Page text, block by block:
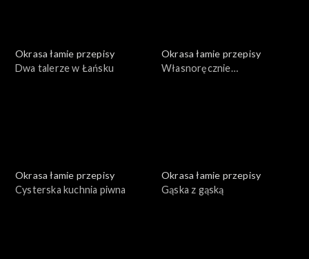
Okrasa łamie przepisy
Dwa talerze w Łańsku
Okrasa łamie przepisy
Własnoręcznie
Okrasa łamie przepisy
Cysterska kuchnia piwna
Okrasa łamie przepisy
Gąska z gąską